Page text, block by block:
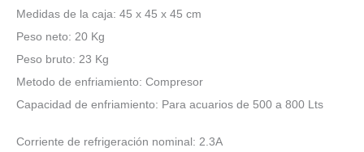
Medidas de la caja: 45 x 45 x 45 cm
Peso neto: 20 Kg
Peso bruto: 23 Kg
Metodo de enfriamiento: Compresor
Capacidad de enfriamiento: Para acuarios de 500 a 800 Lts
Corriente de refrigeración nominal: 2.3A